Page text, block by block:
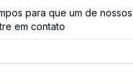
para que um de nossos
em contato